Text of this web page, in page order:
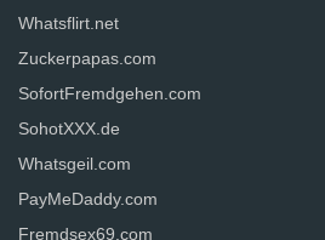
Whatsflirt.net
Zuckerpapas.com
SofortFremdgehen.com
SohotXXX.de
Whatsgeil.com
PayMeDaddy.com
Fremdsex69.com